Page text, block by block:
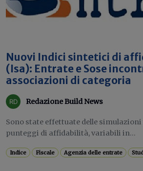
Nuovi Indici sintetici di
(Isa): Entrate e Sose
associazioni di categoria
Redazione Build News
Sono state effettuate delle
punteggi di affidabilità, variabili in...
Indice Fiscale Agenzia delle entrate